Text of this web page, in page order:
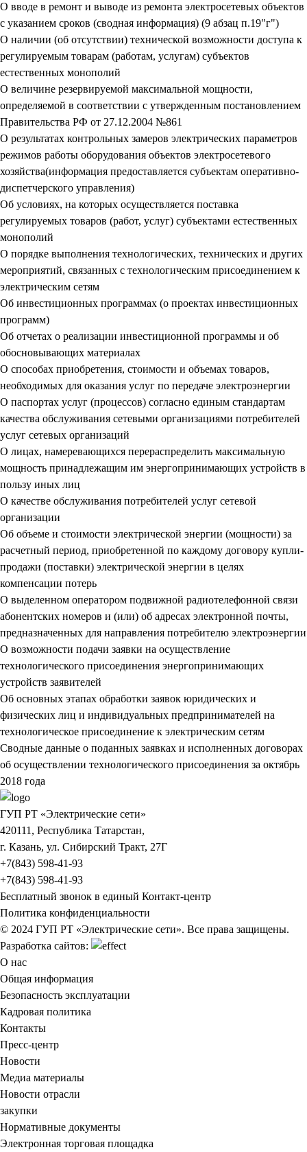
О вводе в ремонт и выводе из ремонта электросетевых объектов
с указанием сроков (сводная информация) (9 абзац п.19"г")
О наличии (об отсутствии) технической возможности доступа к
регулируемым товарам (работам, услугам) субъектов
естественных монополий
О величине резервируемой максимальной мощности,
определяемой в соответствии с утвержденным постановлением
Правительства РФ от 27.12.2004 №861
О результатах контрольных замеров электрических параметров
режимов работы оборудования объектов электросетевого
хозяйства(информация предоставляется субъектам оперативно-
диспетчерского управления)
Об условиях, на которых осуществляется поставка
регулируемых товаров (работ, услуг) субъектами естественных
монополий
О порядке выполнения технологических, технических и других
мероприятий, связанных с технологическим присоединением к
электрическим сетям
Об инвестиционных программах (о проектах инвестиционных
программ)
Об отчетах о реализации инвестиционной программы и об
обосновывающих материалах
О способах приобретения, стоимости и объемах товаров,
необходимых для оказания услуг по передаче электроэнергии
О паспортах услуг (процессов) согласно единым стандартам
качества обслуживания сетевыми организациями потребителей
услуг сетевых организаций
О лицах, намеревающихся перераспределить максимальную
мощность принадлежащим им энергопринимающих устройств в
пользу иных лиц
О качестве обслуживания потребителей услуг сетевой
организации
Об объеме и стоимости электрической энергии (мощности) за
расчетный период, приобретенной по каждому договору купли-
продажи (поставки) электрической энергии в целях
компенсации потерь
О выделенном оператором подвижной радиотелефонной связи
абонентских номеров и (или) об адресах электронной почты,
предназначенных для направления потребителю электроэнергии
О возможности подачи заявки на осуществление
технологического присоединения энергопринимающих
устройств заявителей
Об основных этапах обработки заявок юридических и
физических лиц и индивидуальных предпринимателей на
технологическое присоединение к электрическим сетям
Сводные данные о поданных заявках и исполненных договорах
об осуществлении технологического присоединения за октябрь
2018 года
ГУП РТ «Электрические сети»
420111, Республика Татарстан,
г. Казань, ул. Сибирский Тракт, 27Г
+7(843) 598-41-93
+7(843) 598-41-93
Бесплатный звонок в единый Контакт-центр
Политика конфиденциальности
© 2024 ГУП РТ «Электрические сети». Все права защищены.
Разработка сайтов:
О нас
Общая информация
Безопасность эксплуатации
Кадровая политика
Контакты
Пресс-центр
Новости
Медиа материалы
Новости отрасли
закупки
Нормативные документы
Электронная торговая площадка